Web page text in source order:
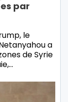
par
le
a
de Syrie